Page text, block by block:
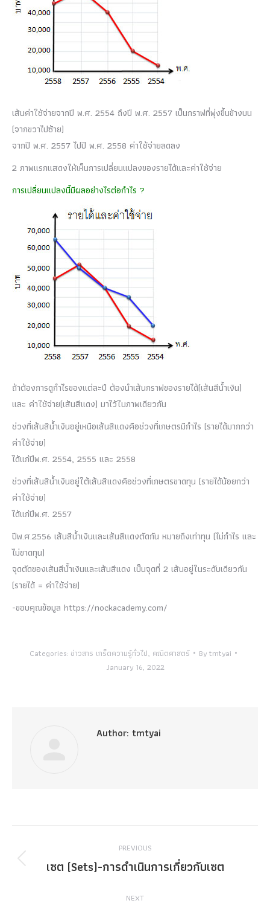
เส้นค่าใช้จ่ายจากปี พ.ศ. 2554 ถึงปี พ.ศ. 2557 เป็นกราฟที่พุ่งขึ้นข้างบน
(จากขวาไปซ้าย)
จากปี พ.ศ. 2557 ไปปี พ.ศ. 2558 ค่าใช้จ่ายลดลง
2 ภาพแรกแสดงให้เห็นการเปลี่ยนแปลงของรายได้และค่าใช้จ่าย
การเปลี่ยนแปลงนี้มีผลอย่างไรต่อกำไร ?
ถ้าต้องการดูกำไรของแต่ละปี ต้องนำเส้นกราฟของรายได้(เส้นสีน้ำเงิน)
และ ค่าใช้จ่าย(เส้นสีแดง) มาไว้ในภาพเดียวกัน
ช่วงที่เส้นสีน้ำเงินอยู่เหนือเส้นสีแดงคือช่วงที่เกษตรมีกำไร (รายได้มากกว่า
ค่าใช้จ่าย)
ได้แก่ปีพ.ศ. 2554, 2555 และ 2558
ช่วงที่เส้นสีน้ำเงินอยู่ใต้เส้นสีแดงคือช่วงที่เกษตรขาดทุน (รายได้น้อยกว่า
ค่าใช้จ่าย)
ได้แก่ปีพ.ศ. 2557
ปีพ.ศ.2556 เส้นสีน้ำเงินและเส้นสีแดงตัดกัน หมายถึงเท่าทุน (ไม่กำไร และ
ไม่ขาดทุน)
จุดตัดของเส้นสีน้ำเงินและเส้นสีแดง เป็นจุดที่ 2 เส้นอยู่ในระดับเดียวกัน
(รายได้ = ค่าใช้จ่าย)
-ขอบคุณข้อมูล https://nockacademy.com/
Categories: ข่าวสาร เกร็ดความรู้ทั่วไป, คณิตศาสตร์ Bytmtyai
January 16, 2022
Author: tmtyai
navigation
PREVIOUS
Previous
เซต (Sets)-การดำเนินการเกี่ยวกับเซต
NEXT